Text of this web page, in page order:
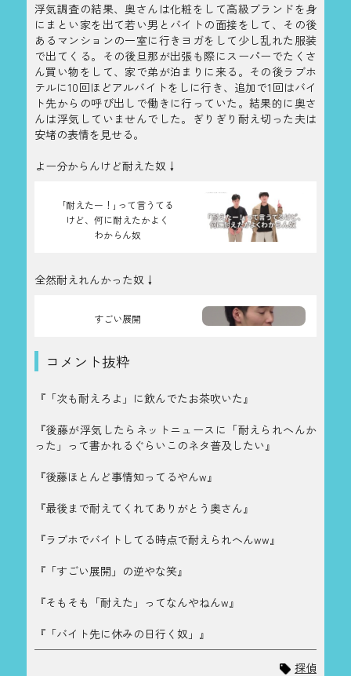
浮気調査の結果、奥さんは化粧をして高級ブランドを身
にまとい家を出て若い男とバイトの面接をして、その後
あるマンションの一室に行きヨガをして少し乱れた服装
で出てくる。その後旦那が出張も際にスーパーでたくさ
ん買い物をして、家で弟が泊まりに来る。その後ラブホ
テルに10回ほどアルバイトをしに行き、追加で1回はバイ
ト先からの呼び出しで働きに行っていた。結果的に奥さ
んは浮気していませんでした。ぎりぎり耐え切った夫は
安堵の表情を見せる。
よー分からんけど耐えた奴↓
｢耐えたー！｣って言うてる
けど、何に耐えたかよく
わからん奴
全然耐えれんかった奴↓
すごい展開
コメント抜粋
『「次も耐えろよ」に飲んでたお茶吹いた』
『後藤が浮気したらネットニュースに「耐えられへんか
った」って書かれるぐらいこのネタ普及したい』
『後藤ほとんど事情知ってるやんw』
『最後まで耐えてくれてありがとう奥さん』
『ラブホでバイトしてる時点で耐えられへんww』
『「すごい展開」の逆やな笑』
『そもそも「耐えた」ってなんやねんw』
『「バイト先に休みの日行く奴」』
探偵